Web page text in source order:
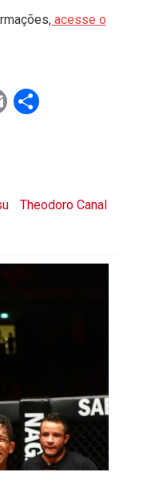
acesse o
EmailShare
Theodoro Canal